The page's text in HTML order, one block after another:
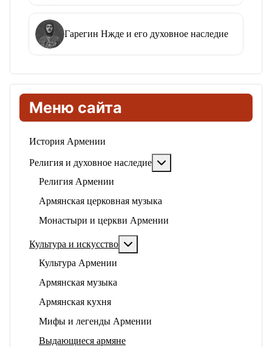
Меню сайта
История Армении
Религия и духовное наследие
Религия Армении
Армянская церковная музыка
Монастыри и церкви Армении
Культура и искусство
Культура Армении
Армянская музыка
Армянская кухня
Мифы и легенды Армении
Выдающиеся армяне
Гарегин Нжде и его духовное наследие